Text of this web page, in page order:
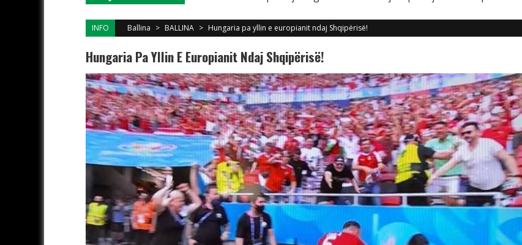
INFO Ballina > BALLINA > Hungaria pa yllin e europianit ndaj Shqipërisë!
Hungaria Pa Yllin E Europianit Ndaj Shqipërisë!